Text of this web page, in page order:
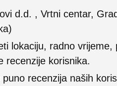
d.d. , Vrtni centar,
lokaciju, radno
recenzije korisnika.
recenzija naših